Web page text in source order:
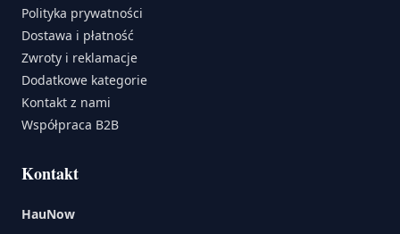
Polityka prywatności
Dostawa i płatność
Zwroty i reklamacje
Dodatkowe kategorie
Kontakt z nami
Współpraca B2B
Kontakt
HauNow